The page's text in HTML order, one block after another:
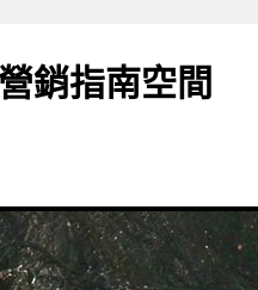
銷指南空間